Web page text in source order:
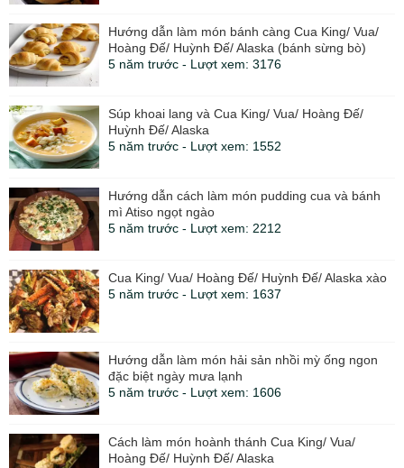
Hướng dẫn làm món bánh càng Cua King/ Vua/
Hoàng Đế/ Huỳnh Đế/ Alaska (bánh sừng bò)
5 năm trước - Lượt xem: 3176
Súp khoai lang và Cua King/ Vua/ Hoàng Đế/
Huỳnh Đế/ Alaska
5 năm trước - Lượt xem: 1552
Hướng dẫn cách làm món pudding cua và bánh
mì Atiso ngọt ngào
5 năm trước - Lượt xem: 2212
Cua King/ Vua/ Hoàng Đế/ Huỳnh Đế/ Alaska xào
5 năm trước - Lượt xem: 1637
Hướng dẫn làm món hải sản nhồi mỳ ống ngon
đặc biệt ngày mưa lạnh
5 năm trước - Lượt xem: 1606
Cách làm món hoành thánh Cua King/ Vua/
Hoàng Đế/ Huỳnh Đế/ Alaska